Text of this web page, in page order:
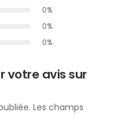
0%
0%
0%
votre avis sur
Les champs